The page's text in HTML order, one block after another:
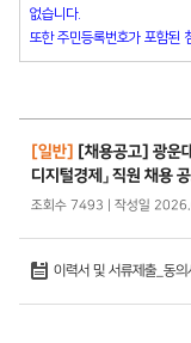
없습니다.
또한 주민등록번호가 포함된
[일반] [채용공고] 광운
디지털경제」 직원 채용
조회수 7493 | 작성일
이력서 및 서류제출_동